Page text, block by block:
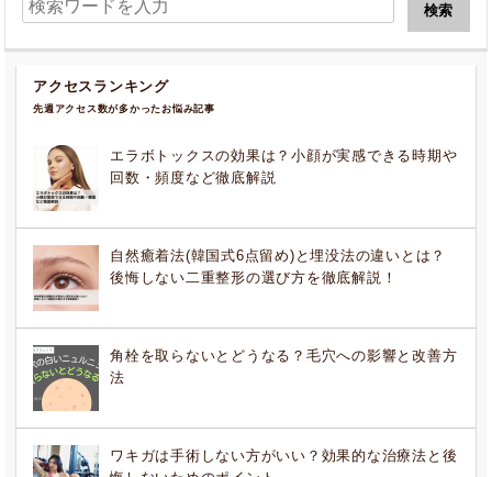
アクセスランキング
先週アクセス数が多かったお悩み記事
エラボトックスの効果は？小顔が実感できる時期や
回数・頻度など徹底解説
自然癒着法(韓国式6点留め)と埋没法の違いとは？
後悔しない二重整形の選び方を徹底解説！
角栓を取らないとどうなる？毛穴への影響と改善方
法
ワキガは手術しない方がいい？効果的な治療法と後